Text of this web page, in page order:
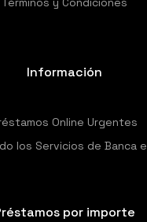
Información
Online Urgentes
los Servicios de Banca
por importe